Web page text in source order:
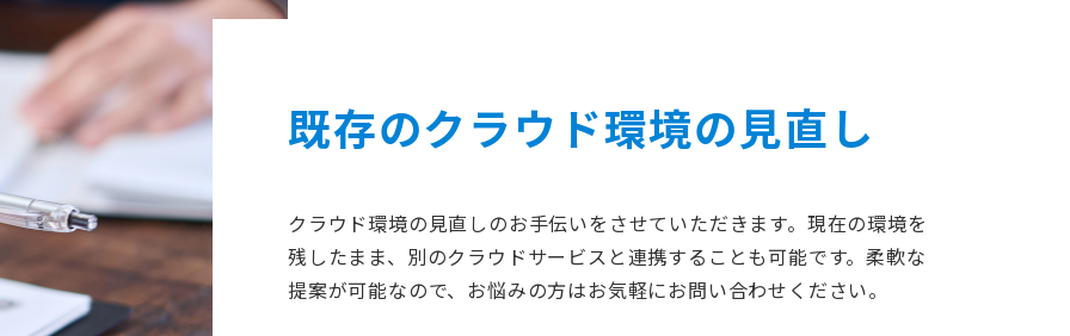
既存のクラウド環境の見直し
クラウド環境の見直しのお手伝いをさせていただきます。現在の環境を
残したまま、別のクラウドサービスと連携することも可能です。柔軟な
提案が可能なので、お悩みの方はお気軽にお問い合わせください。